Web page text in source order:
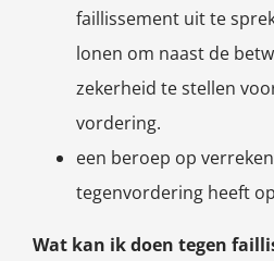
faillissement uit te
lonen om naast de
zekerheid te stellen
vordering.
een beroep op
tegenvordering heeft
Wat kan ik doen tegen